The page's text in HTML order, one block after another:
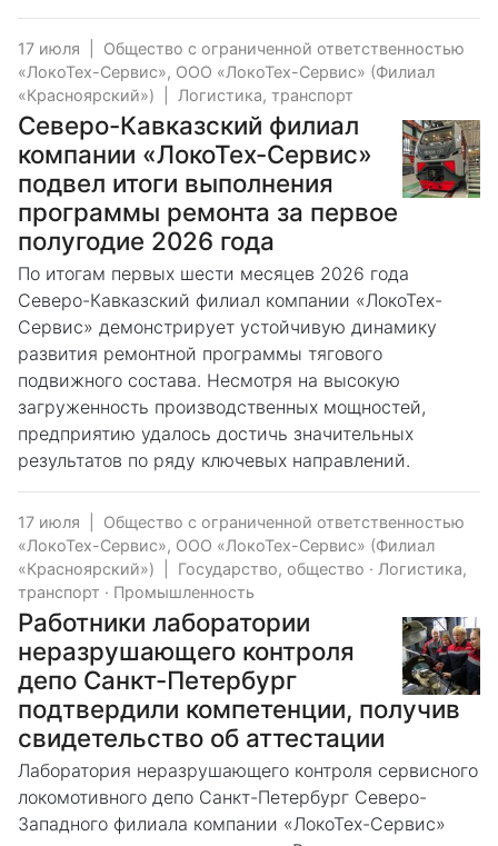
17 июля
Общество с ограниченной ответственностью
«ЛокоТех-Сервис», ООО «ЛокоТех-Сервис» (Филиал
«Красноярский»)
Логистика, транспорт
Северо-Кавказский филиал
компании «ЛокоТех-Сервис»
подвел итоги выполнения
программы ремонта за первое
полугодие 2026 года
По итогам первых шести месяцев 2026 года
Северо-Кавказский филиал компании «ЛокоТех-
Сервис» демонстрирует устойчивую динамику
развития ремонтной программы тягового
подвижного состава. Несмотря на высокую
загруженность производственных мощностей,
предприятию удалось достичь значительных
результатов по ряду ключевых направлений.
17 июля
Общество с ограниченной ответственностью
«ЛокоТех-Сервис», ООО «ЛокоТех-Сервис» (Филиал
«Красноярский»)
Государство, общество · Логистика,
транспорт · Промышленность
Работники лаборатории
неразрушающего контроля
депо Санкт-Петербург
подтвердили компетенции, получив
свидетельство об аттестации
Лаборатория неразрушающего контроля сервисного
локомотивного депо Санкт-Петербург Северо-
Западного филиала компании «ЛокоТех-Сервис»